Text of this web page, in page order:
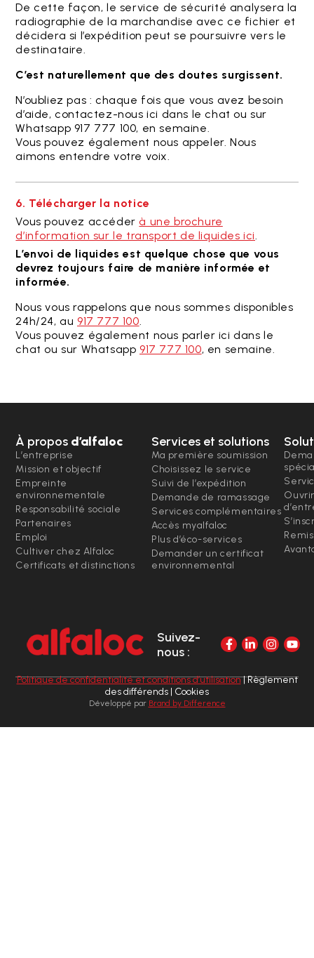
De cette façon, le service de sécurité analysera la
radiographie de la marchandise avec ce fichier et
décidera si l’expédition peut se poursuivre vers le
destinataire.
C’est naturellement que des doutes surgissent.
N’oubliez pas : chaque fois que vous avez besoin
d’aide, contactez-nous ici dans le chat ou sur
Whatsapp 917 777 100, en semaine.
Vous pouvez également nous appeler. Nous
aimons entendre votre voix.
6. Télécharger la notice
Vous pouvez accéderà une brochure
d’information sur le transport de liquides ici.
L’envoi de liquides est quelque chose que vous
devrez toujours faire de manière informée et
informée.
Nous vous rappelons que nous sommes disponibles
24h/24, au 917 777 100.
Vous pouvez également nous parler ici dans le
chat ou sur Whatsapp 917 777 100, en semaine.
À propos d’alfaloc
L’entreprise
Mission et objectif
Empreinte
environnementale
Responsabilité sociale
Partenaires
Emploi
Cultiver chez Alfaloc
Certificats et distinctions
Services et solutions
Ma première soumission
Choisissez le service
Suivi de l’expédition
Demande de ramassage
Services complémentaires
Accès myalfaloc
Plus d’éco-services
Demander un certificat
environnemental
Suivez-
nous :
Politique de confidentialité et conditions d’utilisation| Règlement
des différends | Cookies
Développé par Brand by Difference